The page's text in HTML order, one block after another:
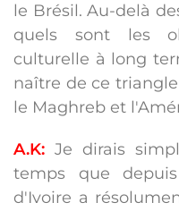
le Brésil. Au-delà
quels sont les
culturelle à long
naître de ce
le Maghreb et
A.K: Je dirais
temps que
d'Ivoire a